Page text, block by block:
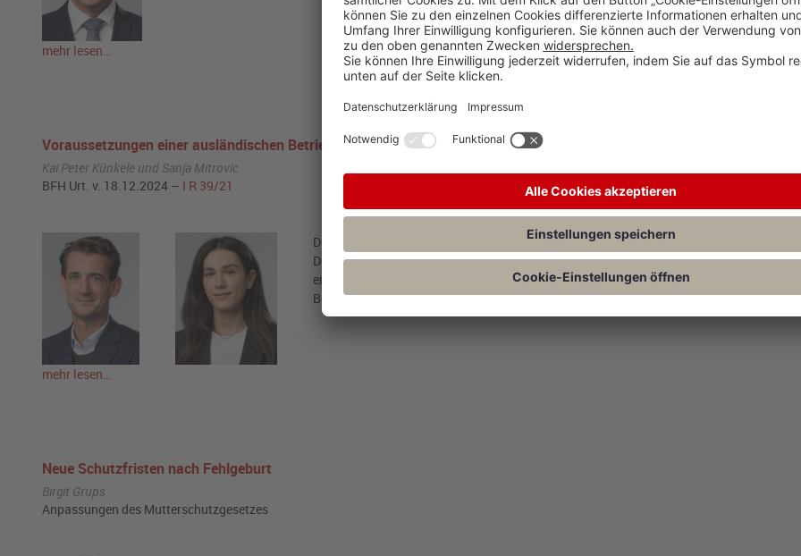
mehr lesen…
Voraussetzungen einer ausländischen Betriebsstätte
Kai Peter Künkele und Sanja Mitrovic
BFH Urt. v. 18.12.2024 – I R 39/21
Der Bundesfinanzhof (BFH) hat konkretisiert, wann bei einem bestehenden
Doppelbesteuerungsabkommen (DBA) die Voraussetzungen einer ausländischen
erfüllt sind. Einkünfte aus einer ausländischen Betriebsstätte unterliegen dann im
Besteuerung und sind im Inland steuerfrei gestellt.
mehr lesen…
Neue Schutzfristen nach Fehlgeburt
Birgit Grups
Anpassungen des Mutterschutzgesetzes